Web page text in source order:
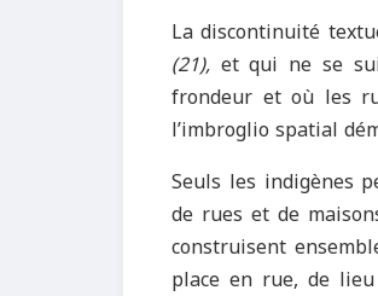
La discontinuité
(21), et qui ne se
frondeur et où les
l’imbroglio spatial
Seuls les indigènes
de rues et de
construisent
place en rue, de